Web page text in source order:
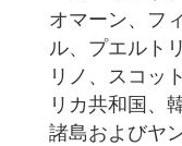
オマーン、フ
ル、プエルト
リノ、スコッ
リカ共和国、
諸島およびヤ